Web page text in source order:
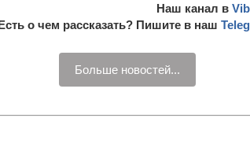
Наш канал в
о чем рассказать? Пишите в наш
Больше новостей...